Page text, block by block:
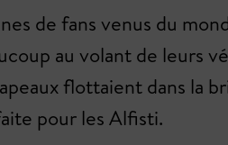
de fans venus du
au volant de leurs
flottaient dans la
pour les Alfisti.